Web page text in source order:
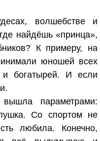
волшебстве и
найдёшь «принца»,
К примеру, на
юношей всех
и богатырей. И если
параметрами:
Со спортом не
любила. Конечно,